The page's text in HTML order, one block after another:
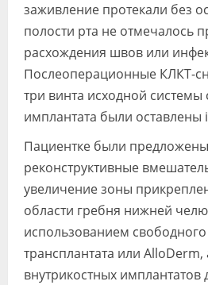
заживление протекали без
полости рта не отмечалось
расхождения швов или
Послеоперационные КЛКТ-
три винта исходной системы
имплантата были оставлены
Пациентке были
реконструктивные
увеличение зоны
области гребня нижней
использованием
трансплантата или AlloDerm,
внутрикостных